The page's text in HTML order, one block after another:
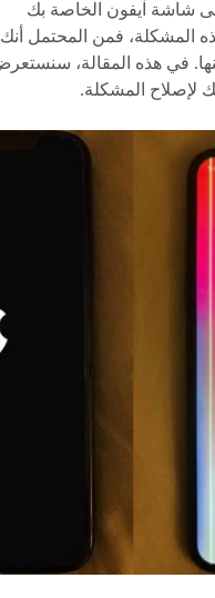
شاشة آيفون الخاصة بك
المشكلة، فمن المحتمل أنك
في هذه المقالة،
لإصلاح المشكلة.